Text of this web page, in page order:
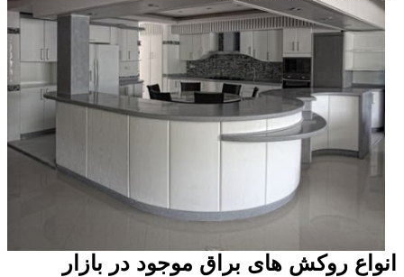
انواع روکش های براق موجود در بازار